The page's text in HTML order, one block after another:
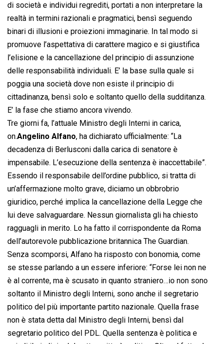
di società e individui regrediti, portati a non interpretare la
realtà in termini razionali e pragmatici, bensì seguendo
binari di illusioni e proiezioni immaginarie. In tal modo si
promuove l’aspettativa di carattere magico e si giustifica
l’elisione e la cancellazione del principio di assunzione
delle responsabilità individuali. E’ la base sulla quale si
poggia una società dove non esiste il principio di
cittadinanza, bensì solo e soltanto quello della sudditanza.
E’ la fase che stiamo ancora vivendo.
Tre giorni fa, l’attuale Ministro degli Interni in carica,
on.Angelino Alfano, ha dichiarato ufficialmente: “La
decadenza di Berlusconi dalla carica di senatore è
impensabile. L’esecuzione della sentenza è inaccettabile”.
Essendo il responsabile dell’ordine pubblico, si tratta di
un’affermazione molto grave, diciamo un obbrobrio
giuridico, perché implica la cancellazione della Legge che
lui deve salvaguardare. Nessun giornalista gli ha chiesto
ragguagli in merito. Lo ha fatto il corrispondente da Roma
dell’autorevole pubblicazione britannica The Guardian.
Senza scomporsi, Alfano ha risposto con bonomia, come
se stesse parlando a un essere inferiore: “Forse lei non ne
è al corrente, ma è scusato in quanto straniero…io non sono
soltanto il Ministro degli Interni, sono anche il segretario
politico del più importante partito nazionale. Quella frase
non è stata detta dal Ministro degli Interni, bensì dal
segretario politico del PDL. Quella sentenza è politica e